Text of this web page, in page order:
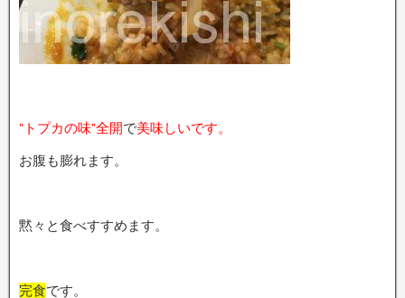
”トプカの味”全開で美味しいです。
お腹も膨れます。
黙々と食べすすめます。
完食です。